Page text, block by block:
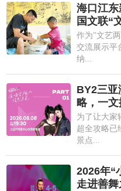
海口江
国文联“
作为"文艺
交流展示平
纳...
BY2三亚
略，一文
为了让大家
超全攻略已
景点...
2026年“
走进善